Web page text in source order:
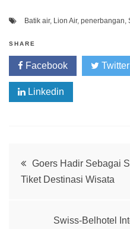
Batik air, Lion Air, penerbangan
SHARE
Facebook Twitter
Linkedin
Post
Goers Hadir Sebagai
Tiket Destinasi Wisata
Swiss-Belhotel